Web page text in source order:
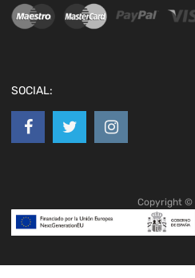
SOCIAL:
Copyright ©